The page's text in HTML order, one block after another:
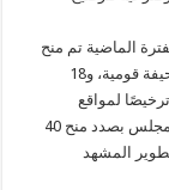
الماضية تم منح
تراخيص لعدد 81 صحيفة منها 21 صحيفة خاصة، و42 صحيفة قومية، و18
صحيفة مملوكة لشخصية اعتبارية عامة، كما أصدر 173 ترخيصًا لمواقع
إلكترونية و51 ترخيصًا لقنوات فضائية، مشيرًا إلى أن المجلس بصدد منح 40
المشهد